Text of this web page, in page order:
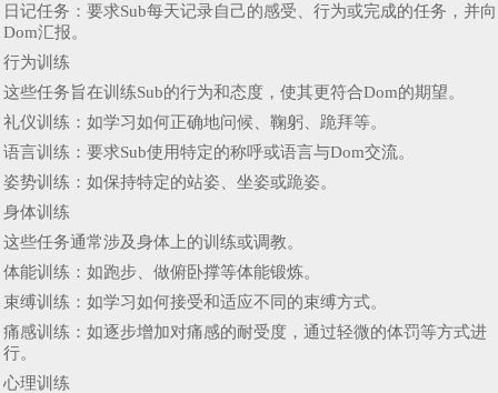
日记任务：要求Sub每天记录自己的感受、行为或完成的任务，并向
Dom汇报。
行为训练
这些任务旨在训练Sub的行为和态度，使其更符合Dom的期望。
礼仪训练：如学习如何正确地问候、鞠躬、跪拜等。
语言训练：要求Sub使用特定的称呼或语言与Dom交流。
姿势训练：如保持特定的站姿、坐姿或跪姿。
身体训练
这些任务通常涉及身体上的训练或调教。
体能训练：如跑步、做俯卧撑等体能锻炼。
束缚训练：如学习如何接受和适应不同的束缚方式。
痛感训练：如逐步增加对痛感的耐受度，通过轻微的体罚等方式进
行。
心理训练